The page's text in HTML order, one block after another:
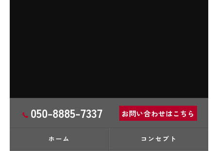
050-8885-7337 お問い合わせはこちら
ホーム コンセプト